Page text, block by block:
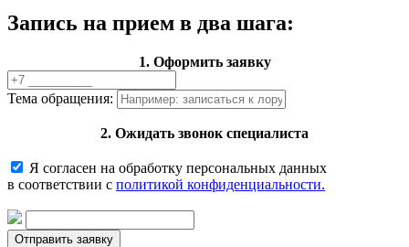
Запись на прием в два шага:
1. Оформить заявку
Тема обращения:
2. Ожидать звонок специалиста
Я согласен на обработку персональных данных
в соответствии с политикой конфиденциальности.